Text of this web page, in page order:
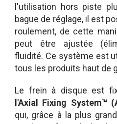
l'utilisation hors piste
bague de réglage, il est
roulement, de cette
peut être ajustée
fluidité. Ce système est
tous les produits haut de
Le frein à disque est
l'Axial Fixing System™
qui, grâce à la plus